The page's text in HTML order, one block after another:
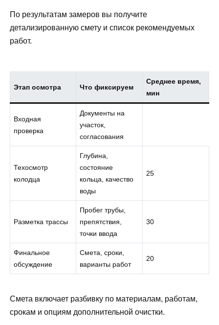
По результатам замеров вы получите
детализированную смету и список рекомендуемых
работ.
Этап осмотра Что фиксируем
Среднее время,
мин
Входная
проверка
Документы на
участок,
согласования
Техосмотр
колодца
Глубина,
состояние
кольца, качество
воды
25
Разметка трассы
Пробег трубы,
препятствия,
точки ввода
30
Финальное
обсуждение
Смета, сроки,
варианты работ
20
Смета включает разбивку по материалам, работам,
срокам и опциям дополнительной очистки.